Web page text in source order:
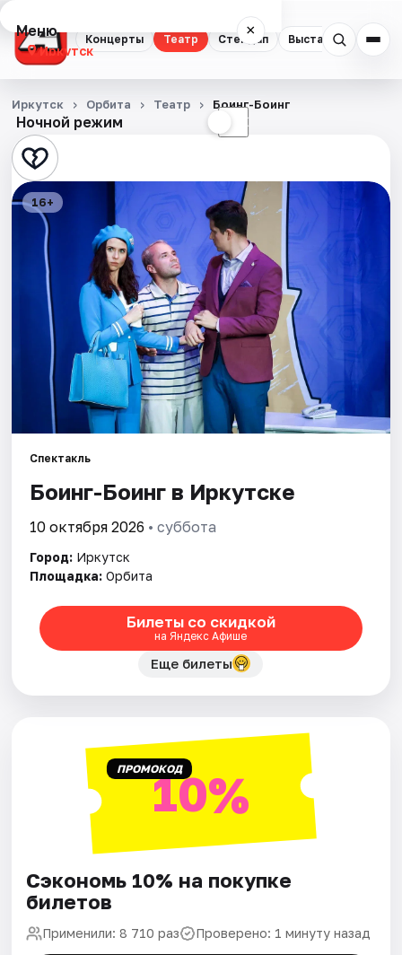
Концерты Театр Стендап Выставки
Меню ×
Иркутск
Концерты
Театр
Стендап
Выставки
Квесты
Спорт
События
Города
Артисты
Рейтинги
Ночной режим ☾
Иркутск Орбита Театр Боинг-Боинг
16+
Спектакль
Боинг-Боинг в Иркутске
10 октября 2026 • суббота
Город: Иркутск
Площадка: Орбита
Билеты со скидкой
на Яндекс Афише
Еще билеты
ПРОМОКОД10%
Сэкономь 10% на покупке
билетов
Применили: 8 710 раз Проверено: 1 минуту назад